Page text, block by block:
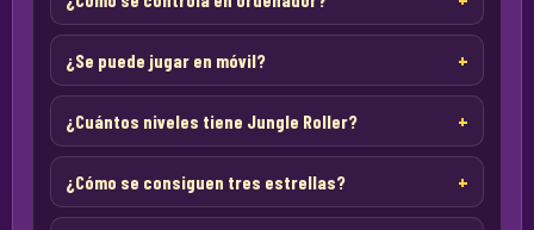
¿Se puede jugar en móvil?
¿Cuántos niveles tiene Jungle Roller?
¿Cómo se consiguen tres estrellas?